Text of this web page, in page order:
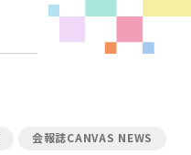
会報誌CANVAS NEWS